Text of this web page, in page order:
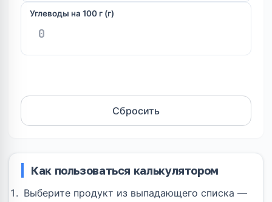
Углеводы на 100 г (г)
Сбросить
Как пользоваться калькулятором
Выберите продукт из выпадающего списка —